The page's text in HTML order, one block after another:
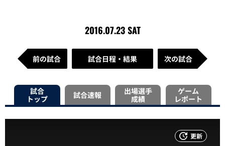
2016.07.23 SAT
前の試合 試合日程・結果 次の試合
試合
トップ
試合速報
出場選手
成績
ゲーム
レポート
更新